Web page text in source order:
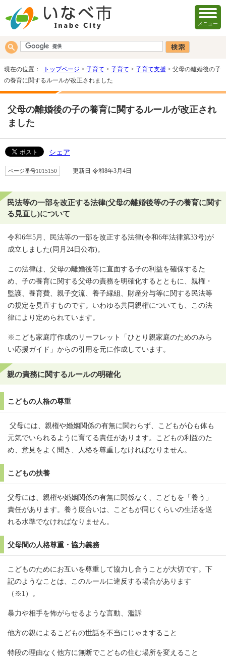
メニュー
現在の位置： トップページ > 子育て > 子育て > 子育て支援 > 父母の離婚後の子
の養育に関するルールが改正されました
父母の離婚後の子の養育に関するルールが改正され
ました
シェア
ページ番号1015150 更新日 令和8年3月4日
民法等の一部を改正する法律(父母の離婚後等の子の養育に関す
る見直し)について
令和6年5月、民法等の一部を改正する法律(令和6年法律第33号)が
成立しました(同月24日公布)。
この法律は、父母の離婚後等に直面する子の利益を確保するた
め、子の養育に関する父母の責務を明確化するとともに、親権・
監護、養育費、親子交流、養子縁組、財産分与等に関する民法等
の規定を見直すものです。いわゆる共同親権についても、この法
律により定められています。
※こども家庭庁作成のリーフレット「ひとり親家庭のためのみら
い応援ガイド」からの引用を元に作成しています。
親の責務に関するルールの明確化
こどもの人格の尊重
父母には、親権や婚姻関係の有無に関わらず、こどもが心も体も
元気でいられるように育てる責任があります。こどもの利益のた
め、意見をよく聞き、人格を尊重しなければなりません。
こどもの扶養
父母には、親権や婚姻関係の有無に関係なく、こどもを「養う」
責任があります。養う度合いは、こどもが同じくらいの生活を送
れる水準でなければなりません。
父母間の人格尊重・協力義務
こどものためにお互いを尊重して協力し合うことが大切です。下
記のようなことは、このルールに違反する場合があります
（※1）。
暴力や相手を怖がらせるような言動、濫訴
他方の親によるこどもの世話を不当にじゃますること
特段の理由なく他方に無断でこどもの住む場所を変えること